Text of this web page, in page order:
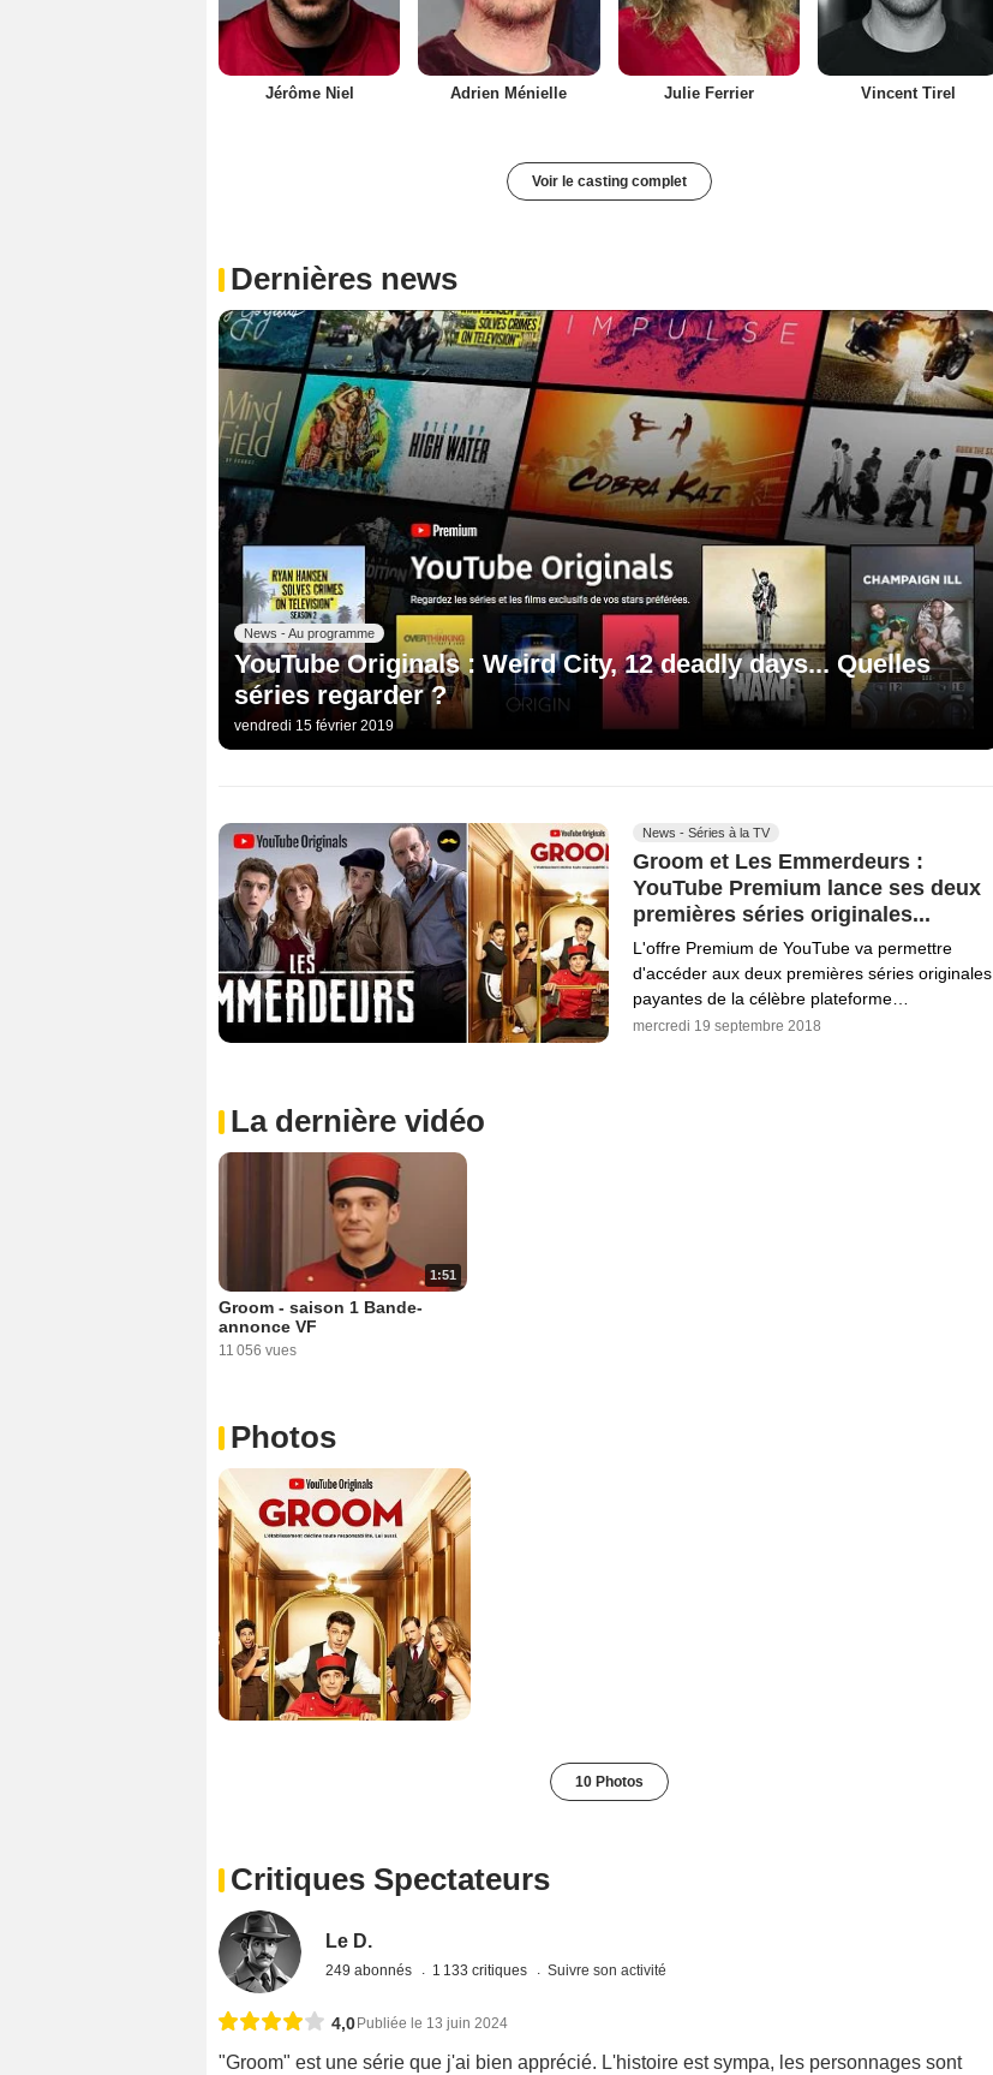
Jérôme Niel Adrien Ménielle Julie Ferrier Vincent Tirel
Voir le casting complet
Dernières news
News - Au programme
YouTube Originals : Weird City, 12 deadly days... Quelles
séries regarder ?
vendredi 15 février 2019
News - Séries à la TV
Groom et Les Emmerdeurs :
YouTube Premium lance ses deux
premières séries originales...
L'offre Premium de YouTube va permettre
d'accéder aux deux premières séries originales
payantes de la célèbre plateforme…
mercredi 19 septembre 2018
La dernière vidéo
1:51
Groom - saison 1 Bande-
annonce VF
11 056 vues
Photos
10 Photos
Critiques Spectateurs
Le D.
249 abonnés 1 133 critiques Suivre son activité
4,0 Publiée le 13 juin 2024
"Groom" est une série que j'ai bien apprécié. L'histoire est sympa, les personnages sont